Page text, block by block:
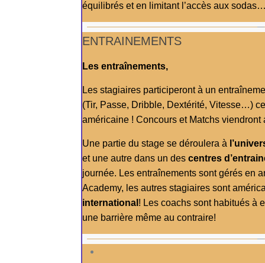
équilibrés et en limitant l’accès aux
ENTRAINEMENTS
Les entraînements,
Les stagiaires participeront à un
(Tir, Passe, Dribble, Dextérité, Vitesse…)
américaine ! Concours et Matchs
Une partie du stage se déroulera à
et une autre dans un des centres
journée. Les entraînements sont gérés en
Academy, les autres stagiaires sont
international ! Les coachs sont habitués à
une barrière même au contraire!